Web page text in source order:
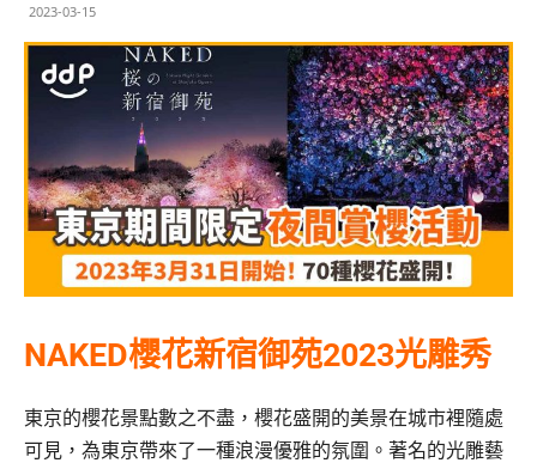
2023-03-15
NAKED櫻花新宿御苑2023光雕秀
東京的櫻花景點數之不盡，櫻花盛開的美景在城市裡隨處
可見，為東京帶來了一種浪漫優雅的氛圍。著名的光雕藝